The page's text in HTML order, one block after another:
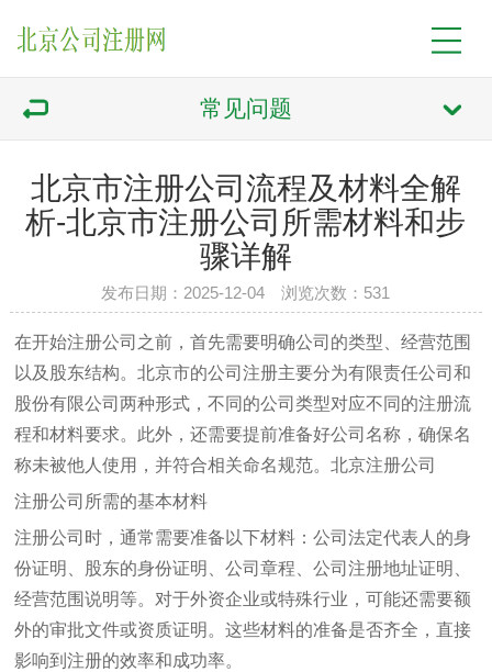
常见问题
北京市注册公司流程及材料全解
析-北京市注册公司所需材料和步
骤详解
发布日期：2025-12-04 浏览次数：531
在开始注册公司之前，首先需要明确公司的类型、经营范围
以及股东结构。北京市的公司注册主要分为有限责任公司和
股份有限公司两种形式，不同的公司类型对应不同的注册流
程和材料要求。此外，还需要提前准备好公司名称，确保名
称未被他人使用，并符合相关命名规范。北京注册公司
注册公司所需的基本材料
注册公司时，通常需要准备以下材料：公司法定代表人的身
份证明、股东的身份证明、公司章程、公司注册地址证明、
经营范围说明等。对于外资企业或特殊行业，可能还需要额
外的审批文件或资质证明。这些材料的准备是否齐全，直接
影响到注册的效率和成功率。